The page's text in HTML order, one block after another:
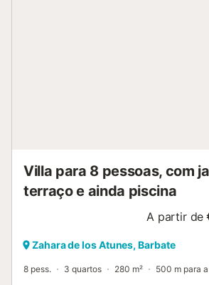
Villa para 8 pessoas, com
terraço e ainda piscina
A partir de
Zahara de los Atunes, Barbate
8 pess. 3 quartos 280 m² 500 m para